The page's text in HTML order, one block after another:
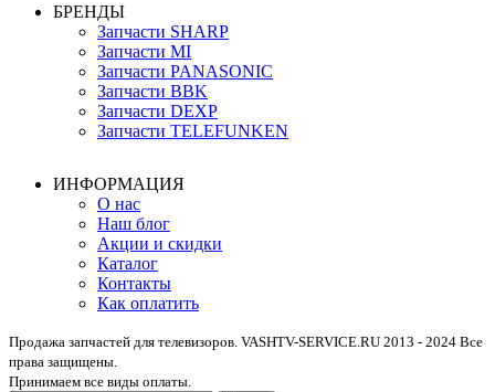
БРЕНДЫ
Запчасти SHARP
Запчасти MI
Запчасти PANASONIC
Запчасти BBK
Запчасти DEXP
Запчасти TELEFUNKEN
ИНФОРМАЦИЯ
О нас
Наш блог
Акции и скидки
Каталог
Контакты
Как оплатить
Продажа запчастей для телевизоров. VASHTV-SERVICE.RU 2013 - 2024 Все
права защищены.
Принимаем все виды оплаты.